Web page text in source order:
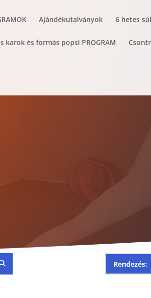
Ajándékutalványok 6 hetes
karok és formás popsi PROGRAM
Rendezés: